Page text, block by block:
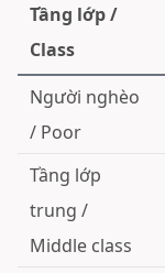
Tầng lớp /
Class
Người nghèo
/ Poor
Tầng lớp
trung /
Middle class